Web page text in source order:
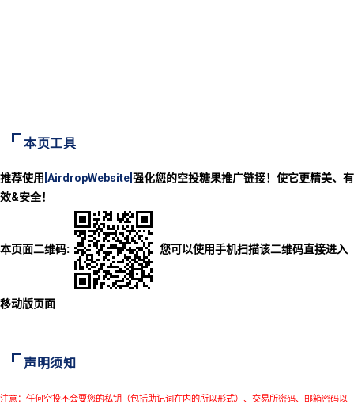
本页工具
推荐使用 [AirdropWebsite] 强化您的空投糖果推广链接！使它更精美、有
效&安全！
本页面二维码: 您可以使用手机扫描该二维码直接进入
移动版页面
声明须知
注意：任何空投不会要您的私钥（包括助记词在内的所以形式）、交易所密码、邮箱密码以